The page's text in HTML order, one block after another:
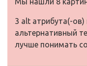
3 alt атрибута(-
альтернативный
лучше понимать